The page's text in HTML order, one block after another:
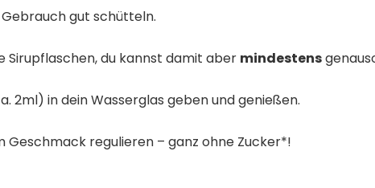
gut schütteln.
Sirupflaschen, du kannst damit aber mindestens
2ml) in dein Wasserglas geben und genießen.
regulieren – ganz ohne Zucker*!